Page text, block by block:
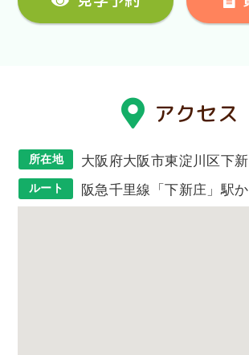
アクセス
所在地 大阪府大阪市東淀川区下
ルート 阪急千里線「下新庄」駅